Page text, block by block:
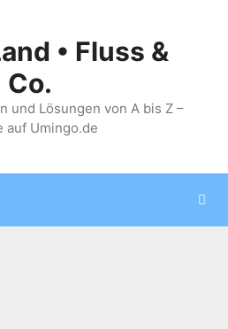
• Fluss &
Co.
und Lösungen von A bis Z –
auf Umingo.de